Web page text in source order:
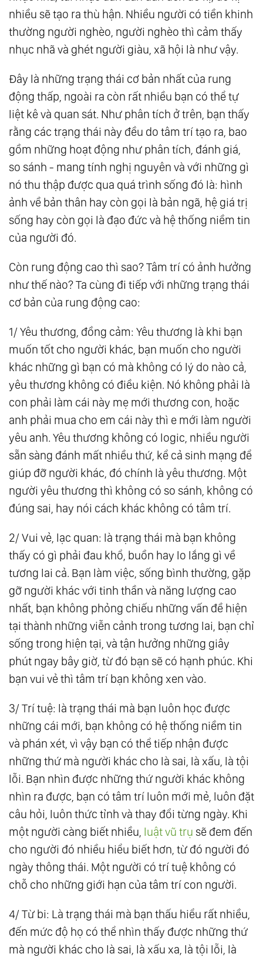
nhiều sẽ tạo ra thù hận. Nhiều người có tiền khinh
thường người nghèo, người nghèo thì cảm thấy
nhục nhã và ghét người giàu, xã hội là như vậy.
Đây là những trạng thái cơ bản nhất của rung
động thấp, ngoài ra còn rất nhiều bạn có thể tự
liệt kê và quan sát. Như phân tích ở trên, bạn thấy
rằng các trạng thái này đều do tâm trí tạo ra, bao
gồm những hoạt động như phân tích, đánh giá,
so sánh - mang tính nghị nguyên và với những gì
nó thu thập được qua quá trình sống đó là: hình
ảnh về bản thân hay còn gọi là bản ngã, hệ giá trị
sống hay còn gọi là đạo đức và hệ thống niềm tin
của người đó.
Còn rung động cao thì sao? Tâm trí có ảnh hưởng
như thế nào? Ta cùng đi tiếp với những trạng thái
cơ bản của rung động cao:
1/ Yêu thương, đồng cảm: Yêu thương là khi bạn
muốn tốt cho người khác, bạn muốn cho người
khác những gì bạn có mà không có lý do nào cả,
yêu thương không có điều kiện. Nó không phải là
con phải làm cái này mẹ mới thương con, hoặc
anh phải mua cho em cái này thì e mới làm người
yêu anh. Yêu thương không có logic, nhiều người
sẵn sàng đánh mất nhiều thứ, kể cả sinh mạng để
giúp đỡ người khác, đó chính là yêu thương. Một
người yêu thương thì không có so sánh, không có
đúng sai, hay nói cách khác không có tâm trí.
2/ Vui vẻ, lạc quan: là trạng thái mà bạn không
thấy có gì phải đau khổ, buồn hay lo lắng gì về
tương lai cả. Bạn làm việc, sống bình thường, gặp
gỡ người khác với tinh thần và năng lượng cao
nhất, bạn không phỏng chiếu những vấn đề hiện
tại thành những viễn cảnh trong tương lai, bạn chỉ
sống trong hiện tại, và tận hưởng những giây
phút ngay bây giờ, từ đó bạn sẽ có hạnh phúc. Khi
bạn vui vẻ thì tâm trí bạn không xen vào.
3/ Trí tuệ: là trạng thái mà bạn luôn học được
những cái mới, bạn không có hệ thống niềm tin
và phán xét, vì vậy bạn có thể tiếp nhận được
những thứ mà người khác cho là sai, là xấu, là tội
lỗi. Bạn nhìn được những thứ người khác không
nhìn ra được, bạn có tâm trí luôn mới mẻ, luôn đặt
câu hỏi, luôn thức tỉnh và thay đổi từng ngày. Khi
một người càng biết nhiều, luật vũ trụ sẽ đem đến
cho người đó nhiều hiểu biết hơn, từ đó người đó
ngày thông thái. Một người có trí tuệ không có
chỗ cho những giới hạn của tâm trí con người.
4/ Từ bi: Là trạng thái mà bạn thấu hiểu rất nhiều,
đến mức độ họ có thể nhìn thấy được những thứ
mà người khác cho là sai, là xấu xa, là tội lỗi, là